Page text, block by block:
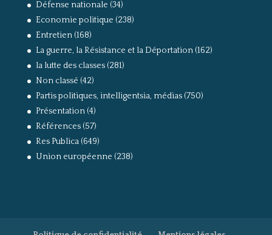
Défense nationale (34)
Economie politique (238)
Entretien(168)
La guerre, la Résistance et la Déportation(162)
la lutte des classes(281)
Non classé (42)
Partis politiques, intelligentsia, médias(750)
Présentation(4)
Références(57)
Res Publica(649)
Union européenne (238)